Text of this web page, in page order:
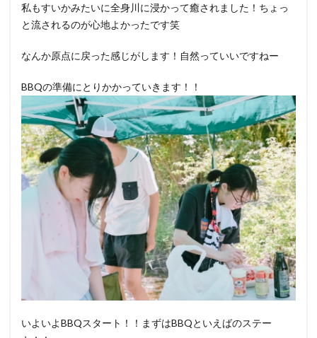
私もすいかみたいに全身川に浸かって癒されました！ちょっ
と流されるのが心地よかったです笑
なんか原点に戻った感じがします！自然っていいですねー
BBQの準備にとりかかっていきます！！
いよいよBBQスタート！！まずはBBQといえばのステー